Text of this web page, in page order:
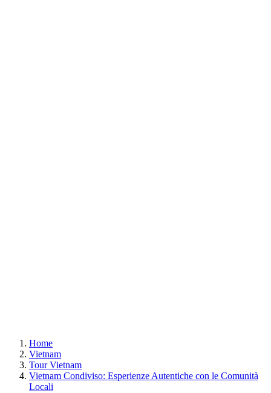
Home
Vietnam
Tour Vietnam
Vietnam Condiviso: Esperienze Autentiche con le Comunità
Locali